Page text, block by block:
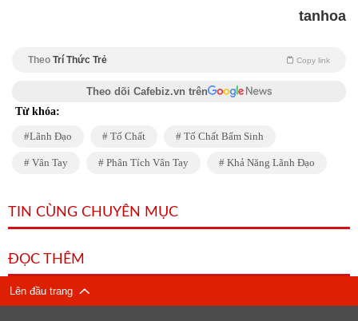
tanhoa
Theo Trí Thức Trẻ Copy link
Theo dõi Cafebiz.vn trên
Từ khóa:
Lãnh Đạo Tố Chất Tố Chất Bẩm Sinh
Vân Tay Phân Tích Vân Tay Khả Năng Lãnh Đạo
TIN CÙNG CHUYÊN MỤC
ĐỌC THÊM
Lên đầu trang